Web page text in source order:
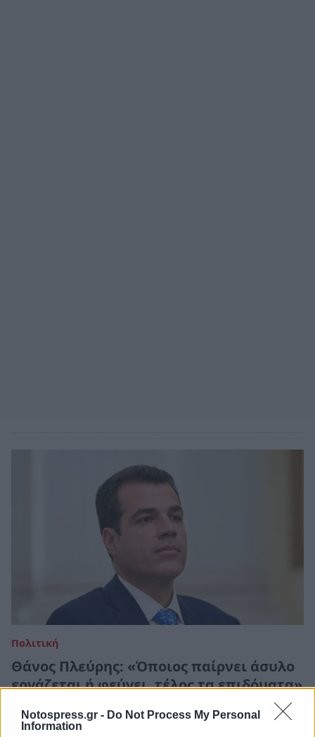
Notospress.gr - Do Not Process My Personal
Information
Πολιτική
Θάνος Πλεύρης: «Όποιος παίρνει άσυλο
εργάζεται ή φεύγει, τέλος τα επιδόματα»
30 Σεπτεμβρίου 2025 08:34